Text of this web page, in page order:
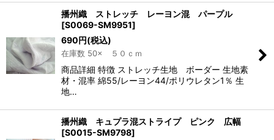
播州織 ストレッチ レーヨン混 パープル
[S0069-SM9951]
690円(税込)
在庫数 50× ５０ｃｍ
商品詳細 特徴 ストレッチ生地 ボーダー 生地素
材・混率 綿55/レーヨン44/ポリウレタン1％ 生
地…
播州織 キュプラ混ストライプ ピンク 広幅
[S0015-SM9798]